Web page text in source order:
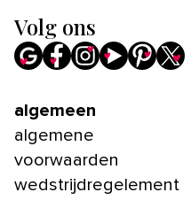
Volg ons
algemeen
algemene
voorwaarden
wedstrijdregelement